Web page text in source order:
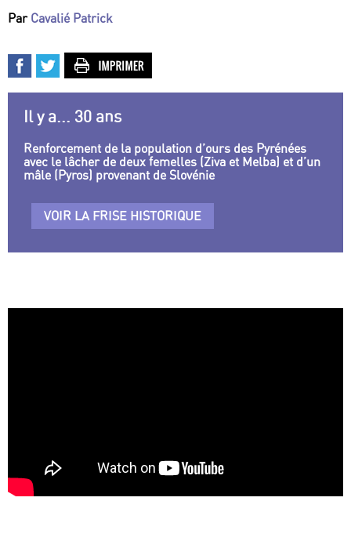
Par Cavalié Patrick
Il y a... 30 ans
Renforcement de la population d’ours des Pyrénées
avec le lâcher de deux femelles (Ziva et Melba) et d’un
mâle (Pyros) provenant de Slovénie
VOIR LA FRISE HISTORIQUE